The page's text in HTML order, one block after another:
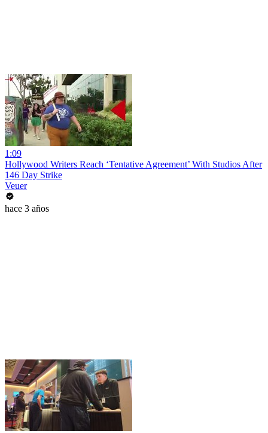
1:09
Hollywood Writers Reach ‘Tentative Agreement’ With Studios After
146 Day Strike
Veuer
hace 3 años